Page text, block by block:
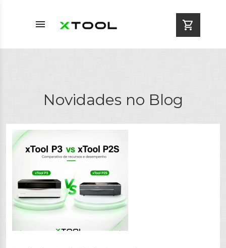
menu shopping_cart
Novidades no Blog